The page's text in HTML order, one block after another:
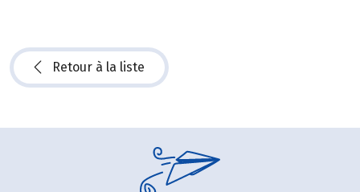
Retour à la liste